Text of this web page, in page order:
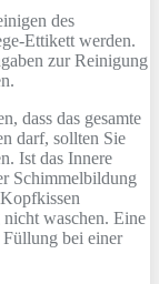
des
Ettikett werden.
zur Reinigung
dass das gesamte
darf, sollten Sie
Ist das Innere
Schimmelbildung
waschen. Eine
bei einer